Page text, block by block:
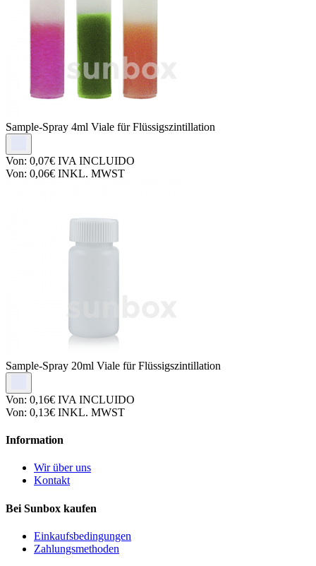
Sample-Spray 4ml Viale für Flüssigszintillation
Von: 0,07€ IVA INCLUIDO
Von: 0,06€ INKL. MWST
Sample-Spray 20ml Viale für Flüssigszintillation
Von: 0,16€ IVA INCLUIDO
Von: 0,13€ INKL. MWST
Information
Wir über uns
Kontakt
Bei Sunbox kaufen
Einkaufsbedingungen
Zahlungsmethoden